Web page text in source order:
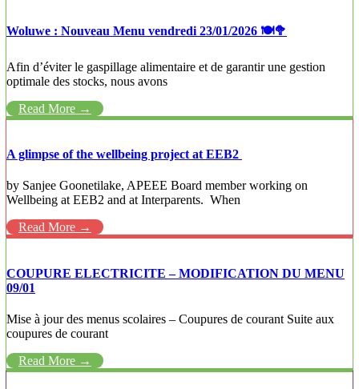
Woluwe : Nouveau Menu vendredi 23/01/2026 🍽️🥦
Afin d’éviter le gaspillage alimentaire et de garantir une gestion
optimale des stocks, nous avons
Read More →
A glimpse of the wellbeing project at EEB2
by Sanjee Goonetilake, APEEE Board member working on
Wellbeing at EEB2 and at Interparents. When
Read More →
COUPURE ELECTRICITE – MODIFICATION DU MENU
09/01
Mise à jour des menus scolaires – Coupures de courant Suite aux
coupures de courant
Read More →